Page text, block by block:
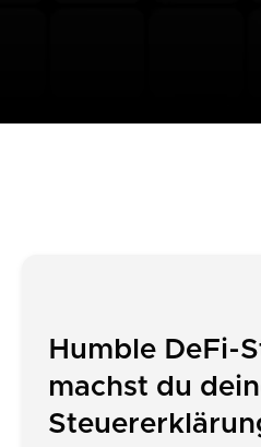
Humble DeFi-
machst du